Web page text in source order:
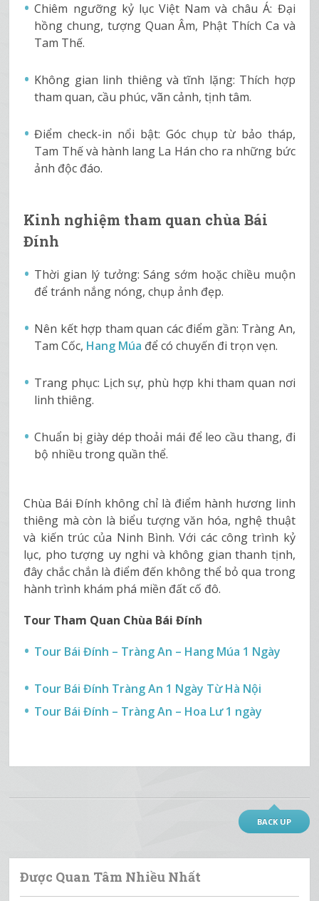
Chiêm ngưỡng kỷ lục Việt Nam và châu Á: Đại
hồng chung, tượng Quan Âm, Phật Thích Ca và
Tam Thế.
Không gian linh thiêng và tĩnh lặng: Thích hợp
tham quan, cầu phúc, vãn cảnh, tịnh tâm.
Điểm check-in nổi bật: Góc chụp từ bảo tháp,
Tam Thế và hành lang La Hán cho ra những bức
ảnh độc đáo.
Kinh nghiệm tham quan chùa Bái
Đính
Thời gian lý tưởng: Sáng sớm hoặc chiều muộn
để tránh nắng nóng, chụp ảnh đẹp.
Nên kết hợp tham quan các điểm gần: Tràng An,
Tam Cốc, Hang Múa để có chuyến đi trọn vẹn.
Trang phục: Lịch sự, phù hợp khi tham quan nơi
linh thiêng.
Chuẩn bị giày dép thoải mái để leo cầu thang, đi
bộ nhiều trong quần thể.
Chùa Bái Đính không chỉ là điểm hành hương linh
thiêng mà còn là biểu tượng văn hóa, nghệ thuật
và kiến trúc của Ninh Bình. Với các công trình kỷ
lục, pho tượng uy nghi và không gian thanh tịnh,
đây chắc chắn là điểm đến không thể bỏ qua trong
hành trình khám phá miền đất cố đô.
Tour Tham Quan Chùa Bái Đính
Tour Bái Đính – Tràng An – Hang Múa 1 Ngày
Tour Bái Đính Tràng An 1 Ngày Từ Hà Nội
Tour Bái Đính – Tràng An – Hoa Lư 1 ngày
BACK UP
Được Quan Tâm Nhiều Nhất